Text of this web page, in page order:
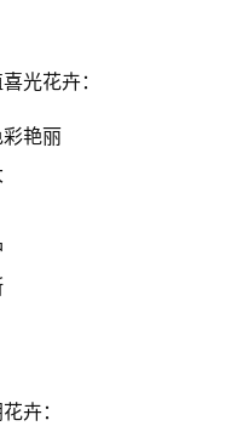
光花卉：
艳丽
卉：